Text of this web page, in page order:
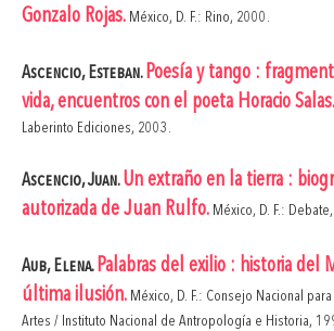
Gonzalo Rojas. México, D. F.: Rino, 2000.
Ascencio, Esteban.Poesía y tango :
vida, encuentros con el poeta Horacio Salas.
Laberinto Ediciones, 2003.
Ascencio, Juan.Un extraño en la tierra :
autorizada de Juan Rulfo. México, D. F.:
Aub, Elena.Palabras del exilio : historia del
última ilusión. México, D. F.: Consejo Nacional
Artes / Instituto Nacional de Antropología e Historia,